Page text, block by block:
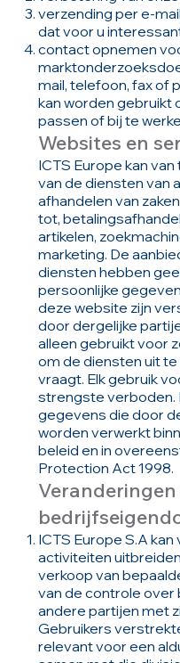
verzending per e-
dat voor u
contact opnemen
mail, telefoon, fax of
kan worden gebruikt
passen of bij te
Websites en
ICTS Europe kan
van de diensten van
afhandelen van
tot,
artikelen,
marketing. De
diensten hebben
persoonlijke
deze website zijn
door dergelijke
alleen gebruikt voor
om de diensten uit
vraagt. Elk gebruik
strengste verboden.
gegevens die door
worden verwerkt
beleid en in
Protection Act 1998.
Veranderingen
ICTS Europe S.A
activiteiten
verkoop van
van de controle over
andere partijen met
Gebruikers
relevant voor een